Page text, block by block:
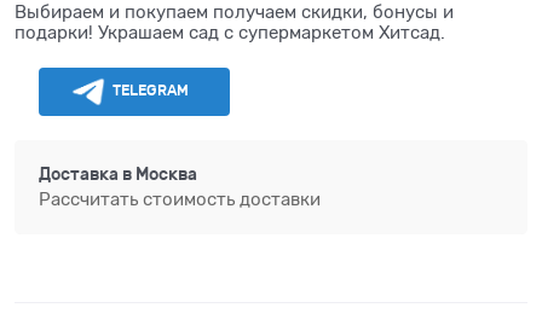
Выбираем и покупаем получаем скидки, бонусы и
подарки! Украшаем сад с супермаркетом Хитсад.
TELEGRAM
Доставка в Москва
Рассчитать стоимость доставки